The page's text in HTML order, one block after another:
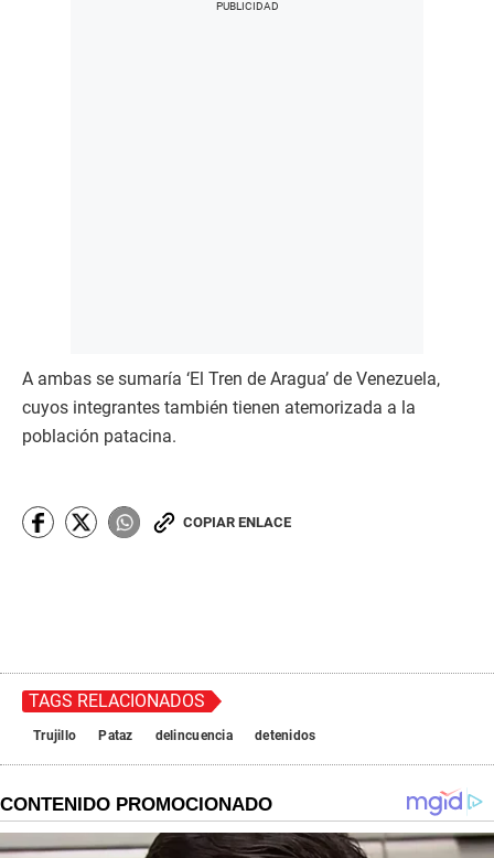
A ambas se sumaría ‘El Tren de Aragua’ de Venezuela,
cuyos integrantes también tienen atemorizada a la
población patacina.
COPIAR ENLACE
TAGS RELACIONADOS
Trujillo Pataz delincuencia detenidos